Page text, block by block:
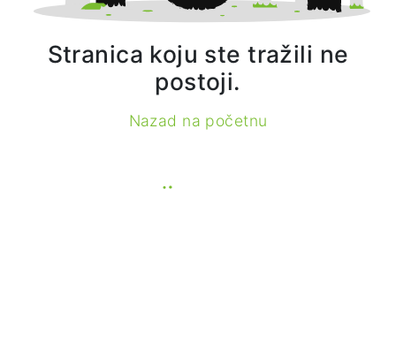
Stranica koju ste tražili ne
postoji.
Nazad na početnu